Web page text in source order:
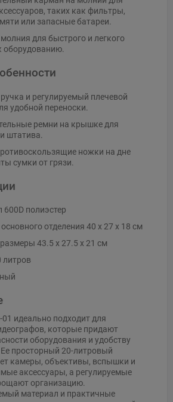
таких как фильтры,
или запасные батареи.
для быстрого и легкого
оборудованию.
и регулируемый плечевой
удобной переноски.
ремни на крышке для
штатива.
ножки на дне
сумки от грязи.
600D полиэстер
отделения 40 x 27 x 18 см
43.5 x 27.5 x 21 см
литров
идеально подходит для
которые придают
оборудования и удобству
просторный 20-литровый
камеры, объективы, вспышки и
аксессуары, а регулируемые
организацию.
материал и практичные